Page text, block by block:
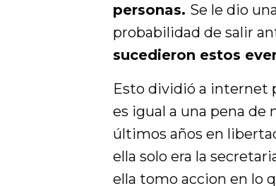
personas. Se le dio
probabilidad de salir
sucedieron estos
Esto dividió a internet
es igual a una pena
últimos años en
ella solo era la
ella tomo accion en lo